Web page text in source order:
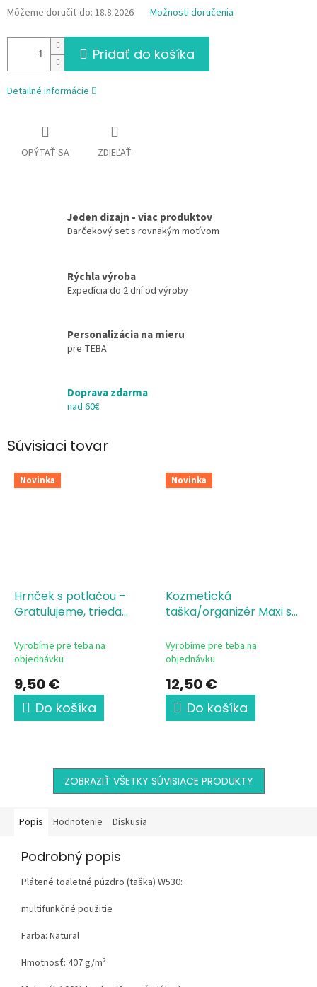
Môžeme doručiť do: 18.8.2026 Možnosti doručenia
Pridať do košíka
Detailné informácie
OPÝTAŤ SA ZDIEĽAŤ
Jeden dizajn - viac produktov
Darčekový set s rovnakým motívom
Rýchla výroba
Expedícia do 2 dní od výroby
Personalizácia na mieru
pre TEBA
Doprava zdarma
nad 60€
Súvisiaci tovar
Novinka
Hrnček s potlačou –
Gratulujeme, trieda
Vyrobíme pre teba na
objednávku
9,50 €
Do košíka
Novinka
Kozmetická
taška/organizér Maxi s
trieda ročníka 2026
Vyrobíme pre teba na
objednávku
12,50 €
Do košíka
ZOBRAZIŤ VŠETKY SÚVISIACE PRODUKTY
Popis Hodnotenie Diskusia
Podrobný popis
Plátené toaletné púzdro (taška) W530:
multifunkčné použitie
Farba: Natural
Hmotnosť: 407 g/m²